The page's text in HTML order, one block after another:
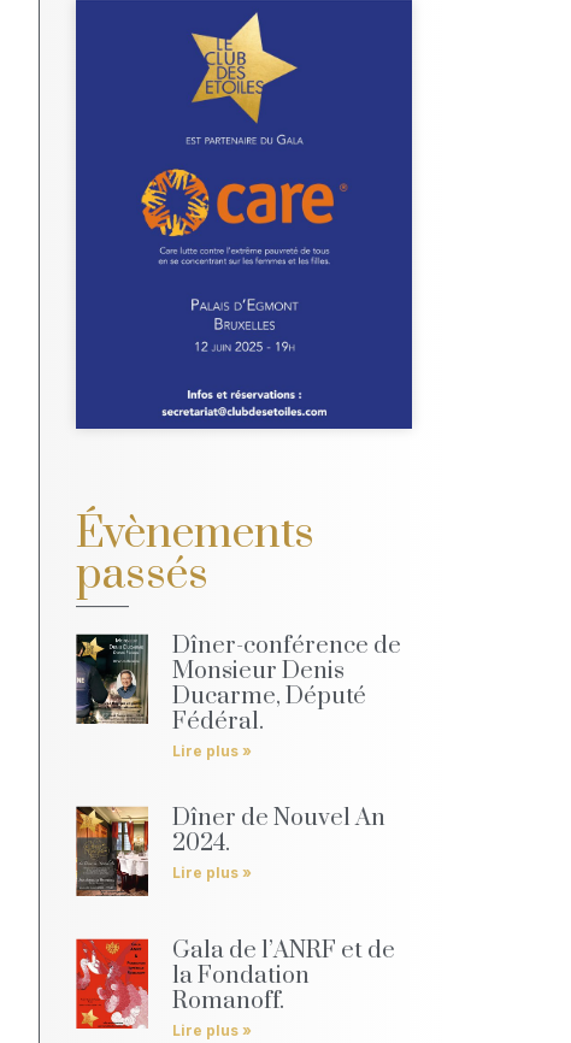
Care, Dîner
de Gala au
Palais
d'Egmont.
Plus d'infos
Évènements
passés
Dîner-conférence de
Monsieur Denis
Ducarme, Député
Fédéral.
Lire plus »
Dîner de Nouvel An
2024.
Lire plus »
Gala de l’ANRF et de
la Fondation
Romanoff.
Lire plus »